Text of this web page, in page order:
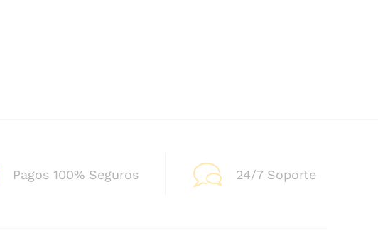
Pagos 100% Seguros 24/7 Soporte